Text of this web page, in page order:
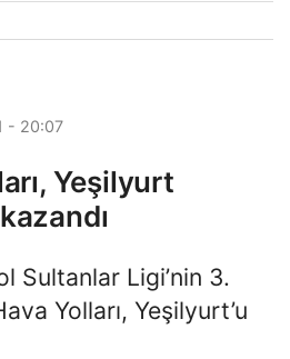
- 20:07
Yeşilyurt
Sultanlar Ligi’nin 3.
Yolları, Yeşilyurt’u